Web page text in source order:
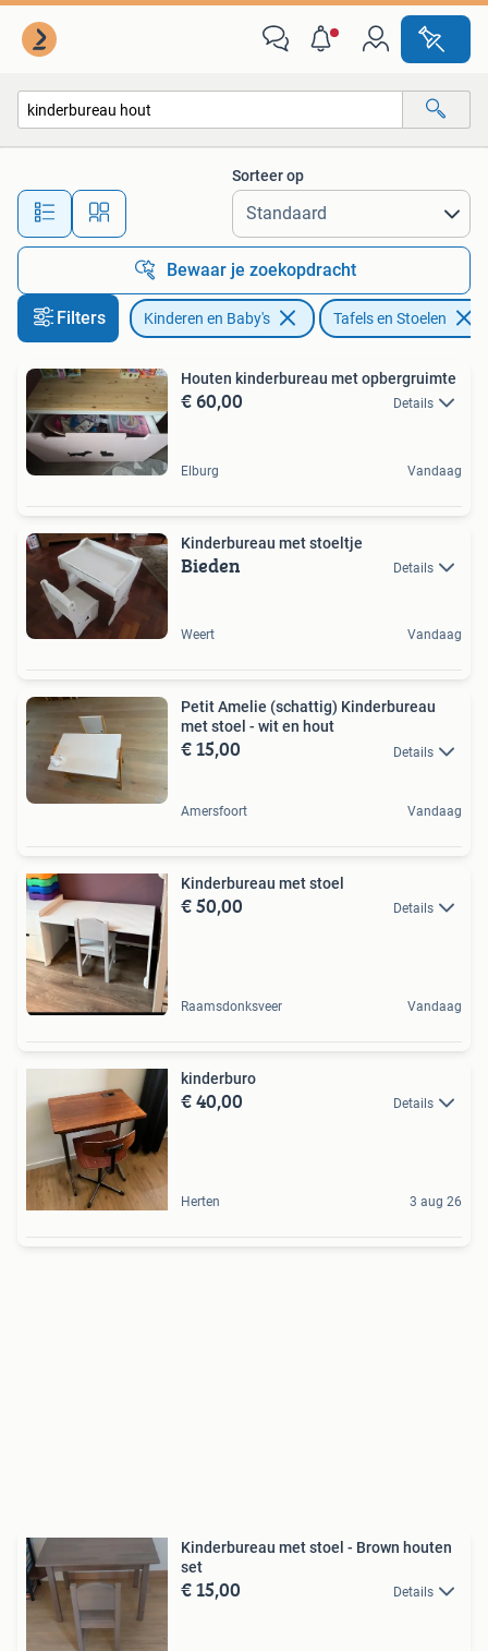
Alle afstanden…
Sorteer op
Bewaar je zoekopdracht
Filters Kinderen en Baby's Tafels en Stoelen
Houten kinderbureau met opbergruimte
€ 60,00 Details
Elburg Vandaag
Kinderbureau met stoeltje
Bieden Details
Weert Vandaag
Petit Amelie (schattig) Kinderbureau
met stoel - wit en hout
€ 15,00 Details
Amersfoort Vandaag
Kinderbureau met stoel
€ 50,00 Details
Raamsdonksveer Vandaag
kinderburo
€ 40,00 Details
Herten 3 aug 26
Kinderbureau met stoel - Brown houten
set
€ 15,00 Details